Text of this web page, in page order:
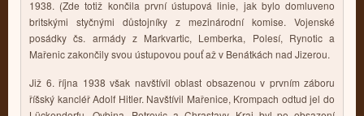
1938. (Zde totiž končila první ústupová linie, jak bylo domluveno
britskými styčnými důstojníky z mezinárodní komise. Vojenské
posádky čs. armády z Markvartic, Lemberka, Polesí, Rynotic a
Mařenic zakončily svou ústupovou pouť až v Benátkách nad Jizerou.
Již 6. října 1938 však navštívil oblast obsazenou v prvním záboru
říšský kancléř Adolf Hitler. Navštívil Mařenice, Krompach odtud jel do